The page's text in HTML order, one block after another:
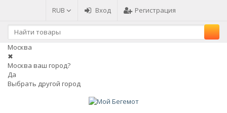
RUB Вход Регистрация
Москва
✖
Москва ваш город?
Да
Выбрать другой город